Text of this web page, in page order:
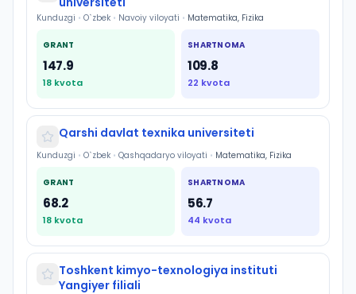
Kunduzgi • O`zbek • Navoiy viloyati • Matematika, Fizika
GRANT
147.9
18 kvota
SHARTNOMA
109.8
22 kvota
Qarshi davlat texnika universiteti
Kunduzgi • O`zbek • Qashqadaryo viloyati • Matematika, Fizika
GRANT
68.2
18 kvota
SHARTNOMA
56.7
44 kvota
Toshkent kimyo-texnologiya instituti
Yangiyer filiali